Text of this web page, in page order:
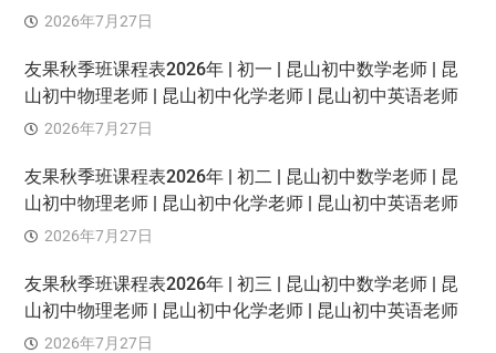
2026年7月27日
友果秋季班课程表2026年 | 初一 | 昆山初中数学老师 | 昆
山初中物理老师 | 昆山初中化学老师 | 昆山初中英语老师
2026年7月27日
友果秋季班课程表2026年 | 初二 | 昆山初中数学老师 | 昆
山初中物理老师 | 昆山初中化学老师 | 昆山初中英语老师
2026年7月27日
友果秋季班课程表2026年 | 初三 | 昆山初中数学老师 | 昆
山初中物理老师 | 昆山初中化学老师 | 昆山初中英语老师
2026年7月27日